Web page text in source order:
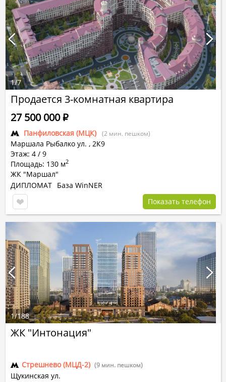
Продается 3-комнатная квартира
Панфиловская (МЦК) (2 мин. пешком)
Маршала Рыбалко ул. , 2К9
Этаж: 4 / 9
Площадь: 130 м2
ЖК "Маршал"
27 500 000Р
ДИПЛОМАТ База WinNER
Показать телефон
1/7
ЖК "Интонация"
Стрешнево (МЦД-2) (9 мин. пешком)
Щукинская ул.
1/188